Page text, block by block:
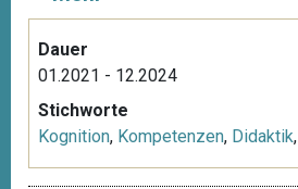
Dauer
01.2021 - 12.2024
Stichworte
Kognition, Kompetenzen, Didaktik,